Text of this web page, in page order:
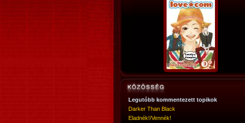
Legutóbb kommentezett topikok
Darker Than Black
Eladnék!/Vennék!